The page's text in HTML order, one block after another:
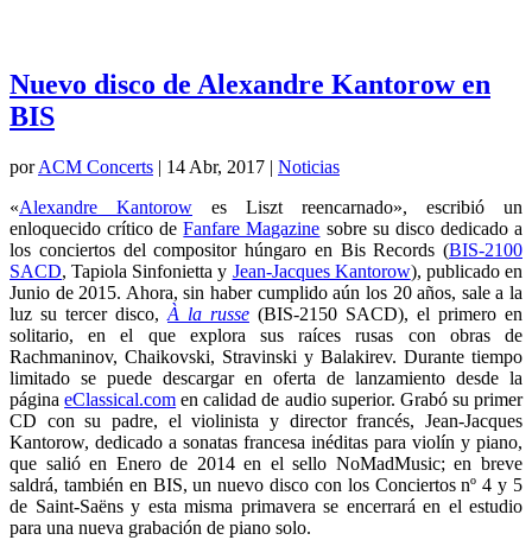
Nuevo disco de Alexandre Kantorow en
BIS
porACM Concerts | 14 Abr, 2017 | Noticias
«Alexandre Kantorow es Liszt reencarnado», escribió un
enloquecido crítico deFanfare Magazine sobre su disco dedicado a
los conciertos del compositor húngaro en Bis Records (BIS-2100
SACD, Tapiola Sinfonietta y Jean-Jacques Kantorow), publicado en
Junio de 2015. Ahora, sin haber cumplido aún los 20 años, sale a la
luz su tercer disco, À la russe (BIS-2150 SACD), el primero en
solitario, en el que explora sus raíces rusas con obras de
Rachmaninov, Chaikovski, Stravinski y Balakirev. Durante tiempo
limitado se puede descargar en oferta de lanzamiento desde la
páginaeClassical.com en calidad de audio superior. Grabó su primer
CD con su padre, el violinista y director francés, Jean-Jacques
Kantorow, dedicado a sonatas francesa inéditas para violín y piano,
que salió en Enero de 2014 en el sello NoMadMusic; en breve
saldrá, también en BIS, un nuevo disco con los Conciertos nº 4 y 5
de Saint-Saëns y esta misma primavera se encerrará en el estudio
para una nueva grabación de piano solo.